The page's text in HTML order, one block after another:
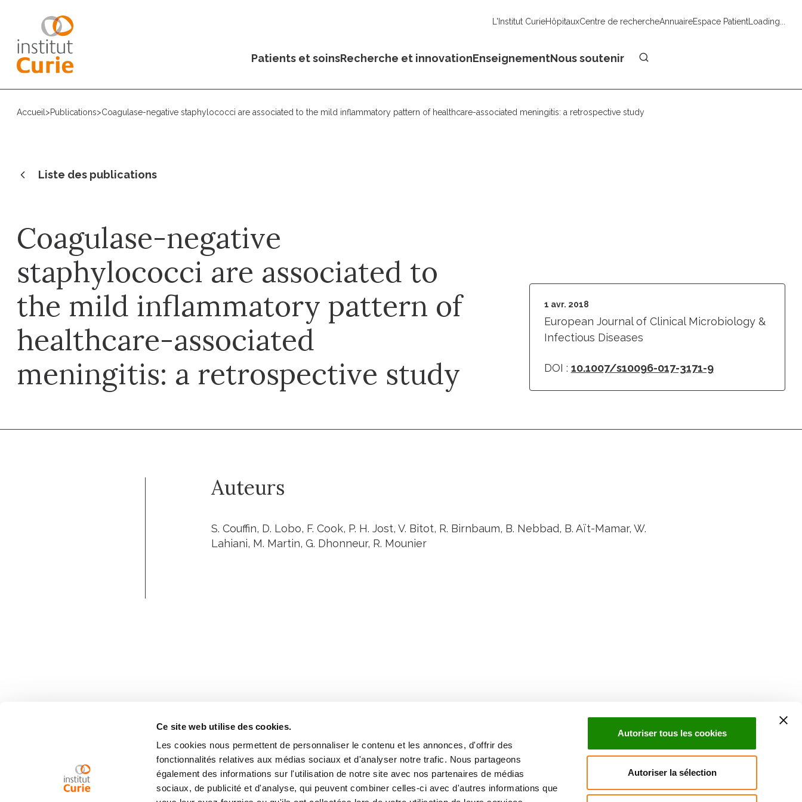
Ce site web utilise des cookies.
Les cookies nous permettent de personnaliser le contenu et les annonces, d'offrir des
fonctionnalités relatives aux médias sociaux et d'analyser notre trafic. Nous partageons
également des informations sur l'utilisation de notre site avec nos partenaires de médias
sociaux, de publicité et d'analyse, qui peuvent combiner celles-ci avec d'autres informations que
Autoriser tous les cookies
Autoriser la sélection
L'Institut CurieHôpitauxCentre de rechercheAnnuaireEspace PatientLoading...
Patients et soinsRecherche et innovationEnseignementNous soutenir
Accueil >Publications>Coagulase-negative staphylococci are associated to the mild inflammatory pattern of healthcare-associated meningitis: a retrospective study
Liste des publications
Coagulase-negative
staphylococci are associated to
the mild inflammatory pattern of
healthcare-associated
meningitis: a retrospective study
1 avr. 2018
European Journal of Clinical Microbiology &
Infectious Diseases
DOI : 10.1007/s10096-017-3171-9
Auteurs
S. Couffin, D. Lobo, F. Cook, P. H. Jost, V. Bitot, R. Birnbaum, B. Nebbad, B. Aït-Mamar, W.
Lahiani, M. Martin, G. Dhonneur, R. Mounier
Inscrivez-vous à la newsletter